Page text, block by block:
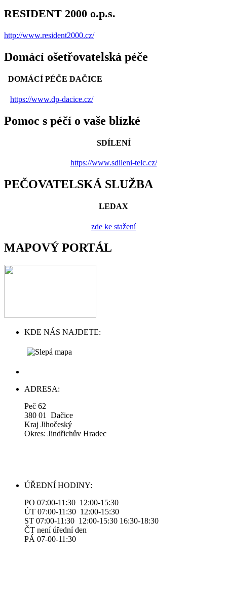
RESIDENT 2000 o.p.s.
http://www.resident2000.cz/
Domácí ošetřovatelská péče
DOMÁCÍ PÉČE DAČICE
https://www.dp-dacice.cz/
Pomoc s péčí o vaše blízké
SDÍLENÍ
https://www.sdileni-telc.cz/
PEČOVATELSKÁ SLUŽBA
LEDAX
zde ke stažení
MAPOVÝ PORTÁL
KDE NÁS NAJDETE:
ADRESA:
Peč 62
380 01 Dačice
Kraj Jihočeský
Okres: Jindřichův Hradec
ÚŘEDNÍ HODINY:
PO 07:00-11:30 12:00-15:30
ÚT 07:00-11:30 12:00-15:30
ST 07:00-11:30 12:00-15:30 16:30-18:30
ČT není úřední den
PÁ 07-00-11:30